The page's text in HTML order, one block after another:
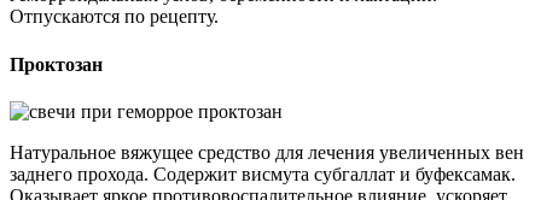
Отпускаются по рецепту.
Проктозан
Натуральное вяжущее средство для лечения увеличенных вен
заднего прохода. Содержит висмута субгаллат и буфексамак.
Оказывает яркое противовоспалительное влияние, ускоряет